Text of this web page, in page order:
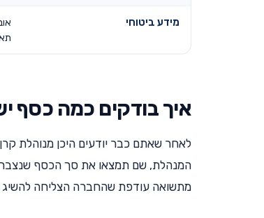
מידע ביטוחי
איך בודקים כמה כסף
לאחר שאתם כבר יודעים היכן מנוהלת
המנהלת, שם תמצאו את סך הכסף שנצבר
מתשואה עודפת שהחברה הצליחה